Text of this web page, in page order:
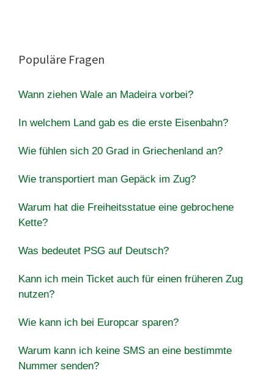
Populäre Fragen
Wann ziehen Wale an Madeira vorbei?
In welchem Land gab es die erste Eisenbahn?
Wie fühlen sich 20 Grad in Griechenland an?
Wie transportiert man Gepäck im Zug?
Warum hat die Freiheitsstatue eine gebrochene
Kette?
Was bedeutet PSG auf Deutsch?
Kann ich mein Ticket auch für einen früheren Zug
nutzen?
Wie kann ich bei Europcar sparen?
Warum kann ich keine SMS an eine bestimmte
Nummer senden?